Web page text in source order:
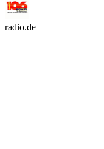
radio.de